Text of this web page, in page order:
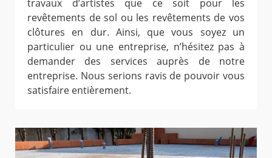
travaux d’artistes que ce soit pour les
revêtements de sol ou les revêtements de vos
clôtures en dur. Ainsi, que vous soyez un
particulier ou une entreprise, n’hésitez pas à
demander des services auprès de notre
entreprise. Nous serions ravis de pouvoir vous
satisfaire entièrement.